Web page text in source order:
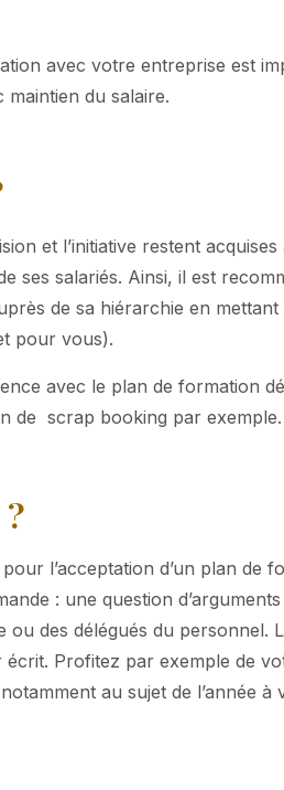
avec votre entreprise est
du salaire.
et l’initiative restent
ses salariés. Ainsi, il est
de sa hiérarchie en
pour vous).
avec le plan de formation
de scrap booking par
l’acceptation d’un plan de
: une question
des délégués du personnel.
écrit. Profitez par exemple de
au sujet de l’année à